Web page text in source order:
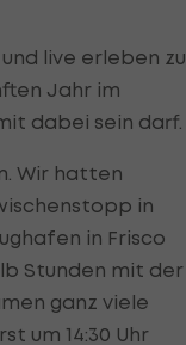
live erleben zu
Jahr im
dabei sein darf.
Wir hatten
in
in Frisco
Stunden mit der
ganz viele
um 14:30 Uhr